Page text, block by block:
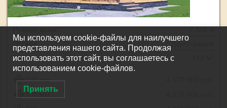
Размер дома:
7,5х9 м
Этажей:
Двухэтажный
Площадь:
100 мм
150 мм
Мы используем cookie-файлы для наилучшего
представления нашего сайта. Продолжая
использовать этот сайт, вы соглашаетесь с
использованием cookie-файлов.
Принять